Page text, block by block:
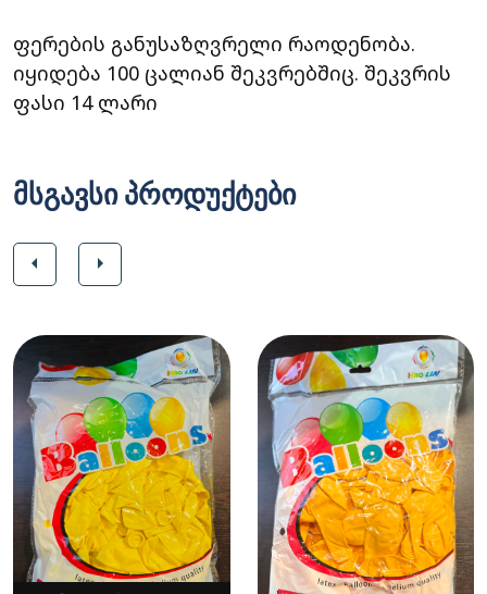
ფერების განუსაზღვრელი რაოდენობა.
იყიდება 100 ცალიან შეკვრებშიც. შეკვრის
ფასი 14 ლარი
მსგავსი პროდუქტები
arrow_left arrow_right